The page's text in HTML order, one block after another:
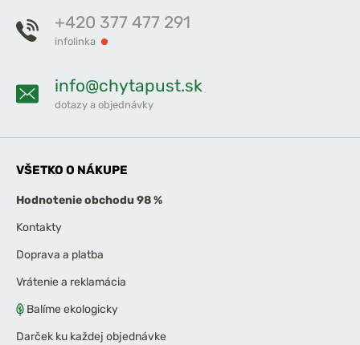
+420 377 477 291
infolinka
info@chytapust.sk
dotazy a objednávky
VŠETKO O NÁKUPE
Hodnotenie obchodu 98 %
Kontakty
Doprava a platba
Vrátenie a reklamácia
Balíme ekologicky
Darček ku každej objednávke